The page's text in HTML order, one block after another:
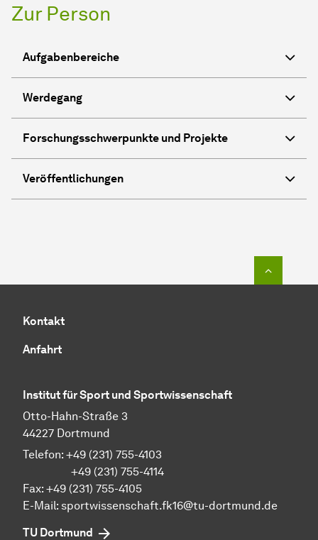
Zur Person
Aufgabenbereiche
Werdegang
Forschungsschwerpunkte und Projekte
Veröffentlichungen
Kontakt
Anfahrt
Institut für Sport und Sportwissenschaft
Otto-Hahn-Straße 3
44227 Dortmund
Telefon: +49 (231) 755-4103
+49 (231) 755-4114
Fax: +49 (231) 755-4105
E-Mail: sportwissenschaft.fk16@tu-dortmund.de
TU Dortmund